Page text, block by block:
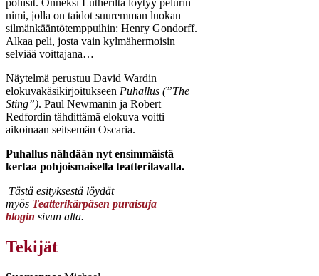
poliisit. Onneksi Lutherilta löytyy pelurin
nimi, jolla on taidot suuremman luokan
silmänkääntötemppuihin: Henry Gondorff.
Alkaa peli, josta vain kylmähermoisin
selviää voittajana…
Näytelmä perustuu David Wardin
elokuvakäsikirjoitukseen Puhallus (”The
Sting”). Paul Newmanin ja Robert
Redfordin tähdittämä elokuva voitti
aikoinaan seitsemän Oscaria.
Puhallus nähdään nyt ensimmäistä
kertaa pohjoismaisella teatterilavalla.
Tästä esityksestä löydät
myös Teatterikärpäsen puraisuja
blogin sivun alta.
Tekijät